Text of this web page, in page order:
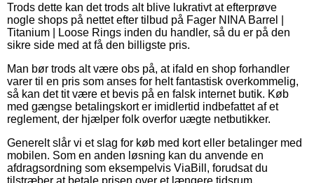
Trods dette kan det trods alt blive lukrativt at efterprøve
nogle shops på nettet efter tilbud på Fager NINA Barrel |
Titanium | Loose Rings inden du handler, så du er på den
sikre side med at få den billigste pris.
Man bør trods alt være obs på, at ifald en shop forhandler
varer til en pris som anses for helt fantastisk overkommelig,
så kan det tit være et bevis på en falsk internet butik. Køb
med gængse betalingskort er imidlertid indbefattet af et
reglement, der hjælper folk overfor uægte netbutikker.
Generelt slår vi et slag for køb med kort eller betalinger med
mobilen. Som en anden løsning kan du anvende en
afdragsordning som eksempelvis ViaBill, forudsat du
tilstræber at betale prisen over et længere tidsrum.